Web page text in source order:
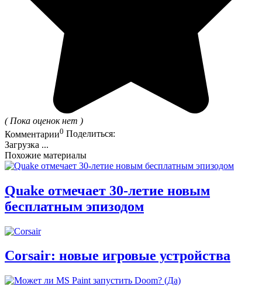
( Пока оценок нет )
Комментарии0 Поделиться:
Загрузка ...
Похожие материалы
Quake отмечает 30-летие новым
бесплатным эпизодом
Corsair: новые игровые устройства